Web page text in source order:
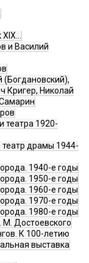
XIX…
и Василий
(Богдановский),
Кригер, Николай
театра 1920-
театр драмы 1944-
1940-е годы
1950-е годы
1960-е годы
1970-е годы
1980-е годы
Достоевского
К 100-летию
выставка